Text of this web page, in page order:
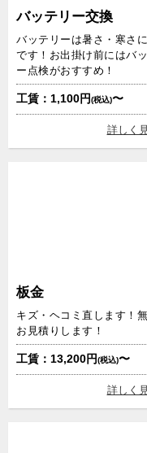
バッテリー交換
バッテリーは暑さ・寒さ
です！お出掛け前にはバ
ー点検がおすすめ！
工賃：1,100円(税込)〜
詳しく
板金
キズ・ヘコミ直します！
お見積りします！
工賃：13,200円(税込)〜
詳しく
バッテリー交換
バッテリー点
承